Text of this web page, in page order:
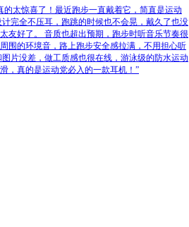
的太惊喜了！最近跑步一直戴着它，简直是运动
完全不压耳，跑跳的时候也不会晃，戴久了也没
友好了。 音质也超出预期，跑步时听音乐节奏很
围的环境音，路上跑步安全感拉满，不用担心听
片没差，做工质感也很在线，游泳级的防水运动
，真的是运动党必入的一款耳机！”